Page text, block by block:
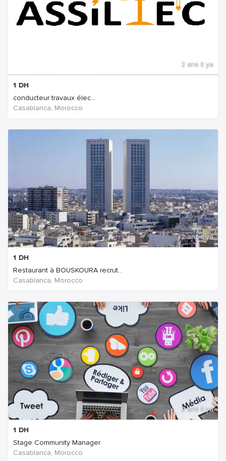
2 ans Il ya
1 DH
conducteur travaux élec...
Casablanca, Morocco
2 ans Il ya
1 DH
Restaurant à BOUSKOURA recrut...
Casablanca, Morocco
2 ans Il ya
1 DH
Stage Community Manager
Casablanca, Morocco